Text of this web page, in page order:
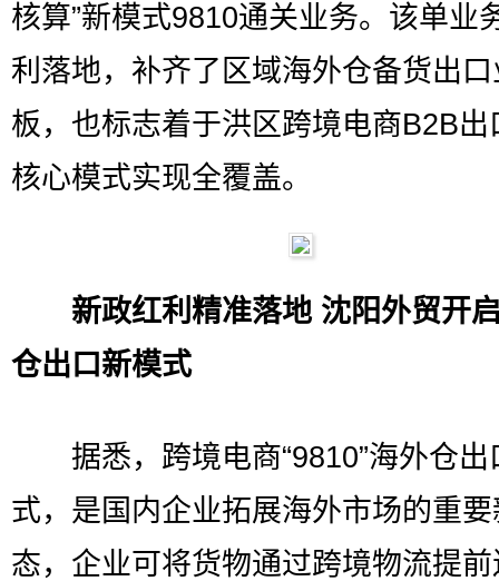
核算”新模式9810通关业务。该单业
利落地，补齐了区域海外仓备货出
板，也标志着于洪区跨境电商B2B出
核心模式实现全覆盖。
新政红利精准落地 沈阳外贸开
仓出口新模式
据悉，跨境电商“9810”海外仓出
式，是国内企业拓展海外市场的重
态，企业可将货物通过跨境物流提